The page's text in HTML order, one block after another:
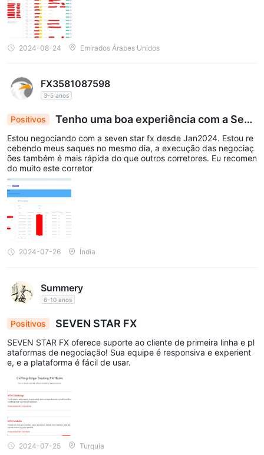
2024-08-24 Emirados Árabes Unidos
FX3581087598
3-5 anos
Positivos
Tenho uma boa experiência com a Seve
n Star FX
Estou negociando com a seven star fx desde Jan2024. Estou re
cebendo meus saques no mesmo dia, a execução das negociaç
ões também é mais rápida do que outros corretores. Eu recomen
do muito este corretor
2024-07-26 Índia
Summery
6-10 anos
Positivos SEVEN STAR FX
SEVEN STAR FX oferece suporte ao cliente de primeira linha e pl
ataformas de negociação! Sua equipe é responsiva e experient
e, e a plataforma é fácil de usar.
2024-07-25 Turquia